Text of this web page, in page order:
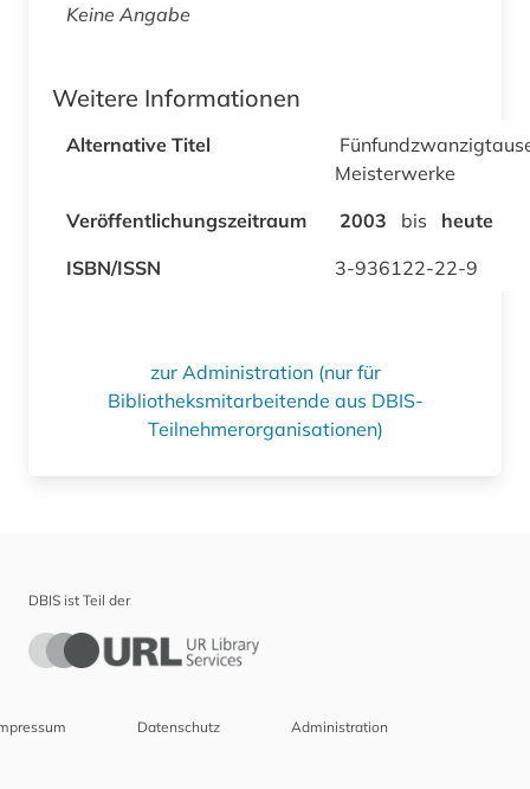
Keine Angabe
Weitere Informationen
Alternative Titel
Meisterwerke
Veröffentlichungszeitraum
2003 bis
heute
ISBN/ISSN
3-936122-22-9
zur Administration (nur für
Bibliotheksmitarbeitende aus DBIS-
Teilnehmerorganisationen)
DBIS ist Teil der
Datenschutz Administration